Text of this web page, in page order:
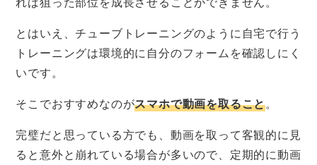
とはいえ、チューブトレーニングのように自宅で行う
トレーニングは環境的に自分のフォームを確認しにく
いです。
そこでおすすめなのがスマホで動画を取ること。
完璧だと思っている方でも、動画を取って客観的に見
ると意外と崩れている場合が多いので、定期的に動画